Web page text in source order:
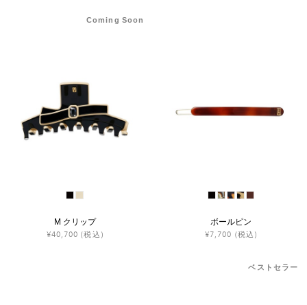
Coming Soon
M クリップ
¥40,700 (税込)
ボールピン
¥7,700 (税込)
ベストセラー